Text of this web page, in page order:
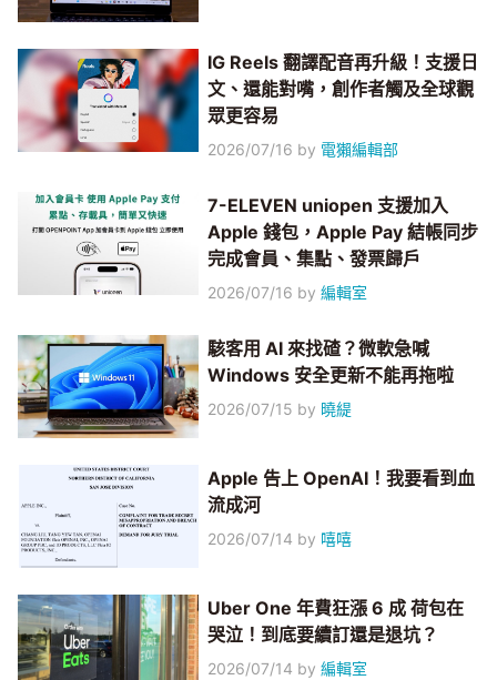
IG Reels 翻譯配音再升級！支援日
文、還能對嘴，創作者觸及全球觀
眾更容易
2026/07/16 by 電獺編輯部
7-ELEVEN uniopen 支援加入
Apple 錢包，Apple Pay 結帳同步
完成會員、集點、發票歸戶
2026/07/16 by編輯室
駭客用 AI 來找碴？微軟急喊
Windows 安全更新不能再拖啦
2026/07/15 by 曉緹
Apple 告上 OpenAI！我要看到血
流成河
2026/07/14 by 嘻嘻
Uber One 年費狂漲 6 成 荷包在
哭泣！到底要續訂還是退坑？
2026/07/14 by編輯室